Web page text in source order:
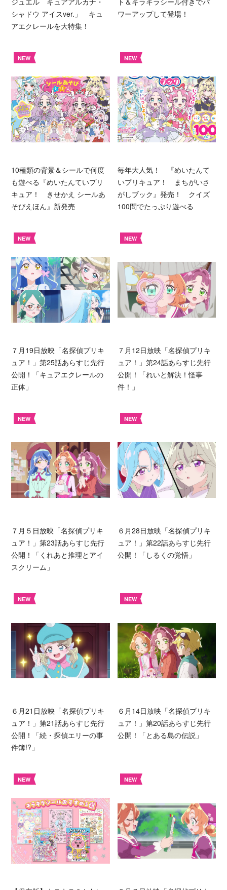
シャドウ アイスver.」 キュ
アエクレールを大特集！
ワーアップして登場！
NEW
10種類の背景＆シールで何度
も遊べる『めいたんていプリ
キュア！ きせかえ シールあ
そびえほん』新発売
NEW
毎年大人気！ 『めいたんて
いプリキュア！ まちがいさ
がしブック』発売！ クイズ
100問でたっぷり遊べる
NEW
７月19日放映「名探偵プリキ
ュア！」第25話あらすじ先行
公開！「キュアエクレールの
正体」
NEW
７月12日放映「名探偵プリキ
ュア！」第24話あらすじ先行
公開！「れいと解決！怪事
件！」
NEW
７月５日放映「名探偵プリキ
ュア！」第23話あらすじ先行
公開！「くれあと推理とアイ
スクリーム」
NEW
６月28日放映「名探偵プリキ
ュア！」第22話あらすじ先行
公開！「しるくの覚悟」
NEW
６月21日放映「名探偵プリキ
ュア！」第21話あらすじ先行
公開！「続・探偵エリーの事
件簿!?」
NEW
６月14日放映「名探偵プリキ
ュア！」第20話あらすじ先行
公開！「とある島の伝説」
NEW NEW